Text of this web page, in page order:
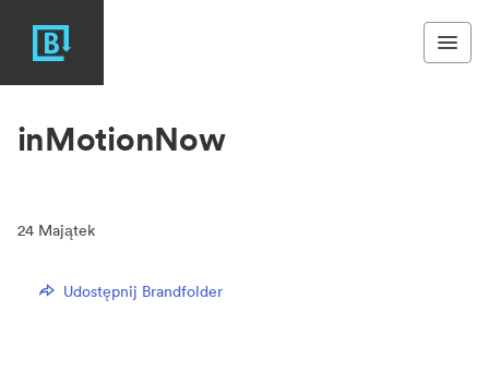
inMotionNow
24 Majątek
Udostępnij Brandfolder